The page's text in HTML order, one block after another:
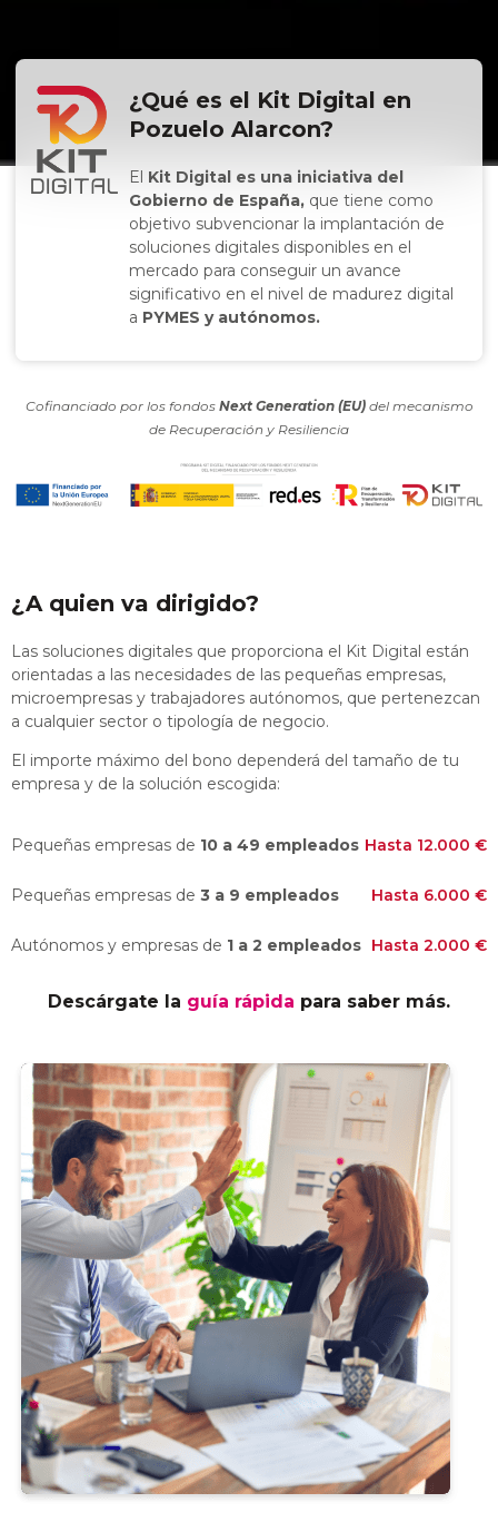
¿Qué es el Kit Digital en
Pozuelo Alarcon?
El Kit Digital es una iniciativa del
Gobierno de España, que tiene como
objetivo subvencionar la implantación de
soluciones digitales disponibles en el
mercado para conseguir un avance
significativo en el nivel de madurez digital
a PYMES y autónomos.
Cofinanciado por los fondos Next Generation (EU)del mecanismo
de Recuperación y Resiliencia
¿A quien va dirigido?
Las soluciones digitales que proporciona el Kit Digital están
orientadas a las necesidades de las pequeñas empresas,
microempresas y trabajadores autónomos, que pertenezcan
a cualquier sector o tipología de negocio.
El importe máximo del bono dependerá del tamaño de tu
empresa y de la solución escogida:
Pequeñas empresas de 10 a 49 empleados Hasta 12.000 €
Pequeñas empresas de 3 a 9 empleados Hasta 6.000 €
Autónomos y empresas de 1 a 2 empleados Hasta 2.000 €
Descárgate la guía rápida para saber más.